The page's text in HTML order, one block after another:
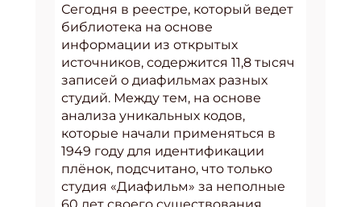
Сегодня в реестре, который ведет
библиотека на основе
информации из открытых
источников, содержится 11,8 тысяч
записей о диафильмах разных
студий. Между тем, на основе
анализа уникальных кодов,
которые начали применяться в
1949 году для идентификации
плёнок, подсчитано, что только
студия «Диафильм» за неполные